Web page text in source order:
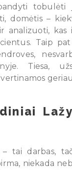
tobulėti
domėtis –
analizuoti, kas
Taip
Tiesa,
– tai darbas,
niekada